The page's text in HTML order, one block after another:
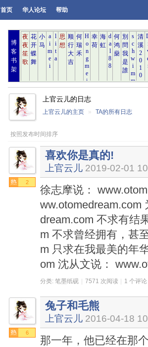
首页 华人论坛 帮助
博
客
书
架
上官云儿的日志
上官云儿的主页 » TA的所有日志
按照发布时间排序
2
喜欢你是真的!
上官云儿 2019-02-01
徐志摩说：
ww.otomedream.com
dream.com 不求有结
m 不求曾经拥有，甚
m 只求在我最美的年
om 沈从文说：
分类: 笔墨纸砚 7571 次阅读 1 个评论
6
兔子和毛熊
上官云儿 2016-04-18
那一年，他已经在那